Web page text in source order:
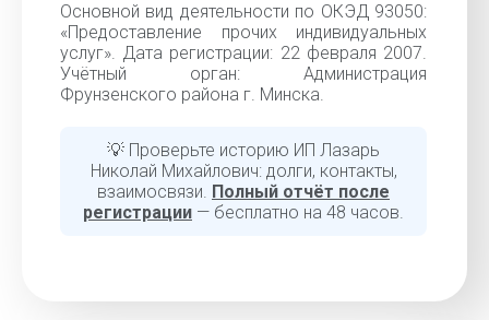
Основной вид деятельности по ОКЭД 93050:
«Предоставление прочих индивидуальных
услуг». Дата регистрации: 22 февраля 2007.
Учётный орган: Администрация
Фрунзенского района г. Минска.
💡 Проверьте историю ИП Лазарь
Николай Михайлович: долги, контакты,
взаимосвязи. Полный отчёт после
регистрации — бесплатно на 48 часов.